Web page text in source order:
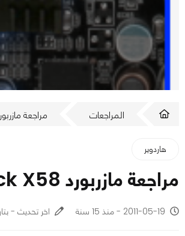
المراجعات مراجعة مازربورد Sapphire Pure Black X58
هاردوير
مراجعة مازربورد Sapphire Pure Black X58
2011-05-19 - منذ 15 سنة اخر تحديث - بتاريخ